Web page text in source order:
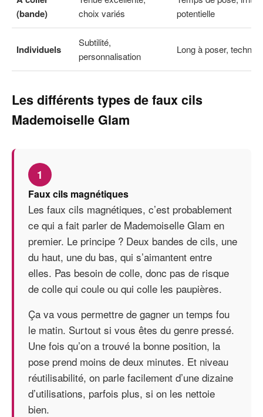
(bande)
choix variés
potentielle
Individuels
Subtilité,
personnalisation
Long à poser,
Les différents types de faux cils
Mademoiselle Glam
1
Faux cils magnétiques
Les faux cils magnétiques, c’est probablement
ce qui a fait parler de Mademoiselle Glam en
premier. Le principe ? Deux bandes de cils, une
du haut, une du bas, qui s’aimantent entre
elles. Pas besoin de colle, donc pas de risque
de colle qui coule ou qui colle les paupières.
Ça va vous permettre de gagner un temps fou
le matin. Surtout si vous êtes du genre pressé.
Une fois qu’on a trouvé la bonne position, la
pose prend moins de deux minutes. Et niveau
réutilisabilité, on parle facilement d’une dizaine
d’utilisations, parfois plus, si on les nettoie
bien.